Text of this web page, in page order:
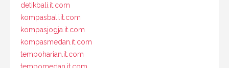
detikbali.it.com
kompasbali.it.com
kompasjogja.it.com
kompasmedan.it.com
tempoharian.it.com
tempomedan.it.com